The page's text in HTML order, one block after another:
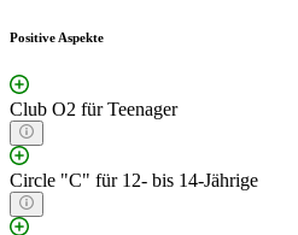
Positive Aspekte
Club O2 für Teenager
Circle "C" für 12- bis 14-Jährige